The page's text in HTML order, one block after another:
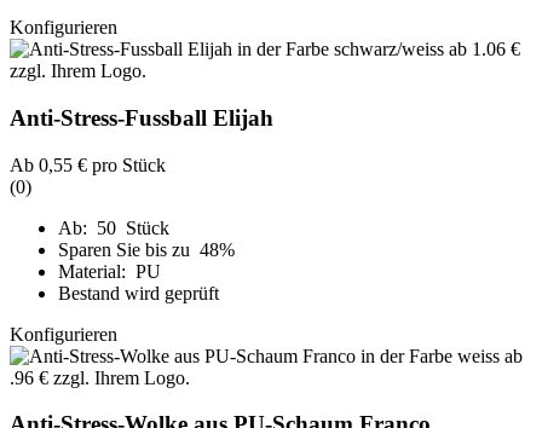
Konfigurieren
Anti-Stress-Fussball Elijah
Ab 0,55 € pro Stück
(0)
Ab: 50 Stück
Sparen Sie bis zu 48%
Material: PU
Bestand wird geprüft
Konfigurieren